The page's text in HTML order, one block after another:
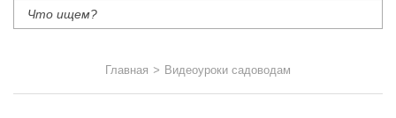
Главная > Видеоуроки садоводам